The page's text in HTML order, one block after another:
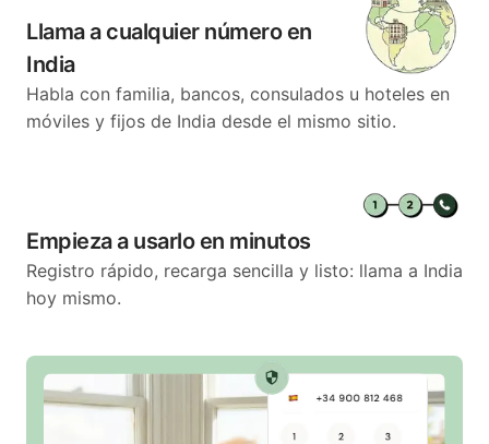
Llama a cualquier número en
India
Habla con familia, bancos, consulados u hoteles en
móviles y fijos de India desde el mismo sitio.
Empieza a usarlo en minutos
Registro rápido, recarga sencilla y listo: llama a India
hoy mismo.